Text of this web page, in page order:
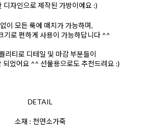
디자인으로 제작된 가방이에요 :)
이 모든 룩에 매치가 가능하며,
기로 편하게 사용이 가능하답니다 ^^
리티로 디테일 및 마감 부분들이
되었어요 ^^ 선물용으로도 추천드려요 :)
DETAIL
소재 : 천연소가죽